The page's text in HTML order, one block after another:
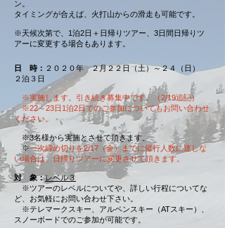
ン。
タイミングが合えば、火打山からの滑走も可能です。
​※天候次第で、1泊2日＋日帰りツアー、3日間日帰りツ
アーに変更する場合もあります。
日 時： ２０２０年 ２月２２日（土）～２４（日）
２泊３日
※実施します。引き続き募集中です。​（2/19追記）
※22～23日1泊2日でのご参加についてもお問い合わせ
ください。
※3名様から実施とさせて頂きます。
※一次締め切りを2/17（金）までに催行人数に達しな
い場合は、日帰りツアーに変更させて頂きます。
対 象：レベル３
※ツアーのレベルについてや、詳しい行程についてな
ど、お気軽にお問い合わせ下さい。
※テレマークスキー、アルペンスキー（ATスキー）、
スノーボードでのご参加が可能です。